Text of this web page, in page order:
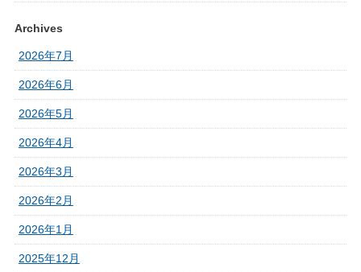
Archives
2026年7月
2026年6月
2026年5月
2026年4月
2026年3月
2026年2月
2026年1月
2025年12月